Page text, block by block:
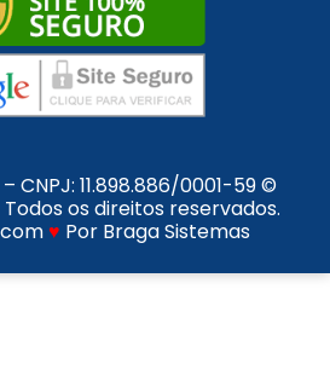
CNPJ: 11.898.886/0001-59©
os direitos reservados.
♥ Por Braga Sistemas